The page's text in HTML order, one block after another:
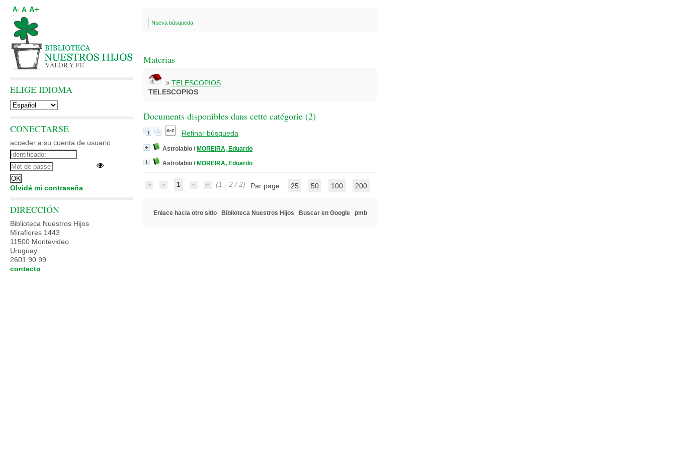
Nueva búsqueda
Materias
> TELESCOPIOS
TELESCOPIOS
Documents disponibles dans cette catégorie (2)
Refinar búsqueda
Astrolabio / MOREIRA, Eduardo
Astrolabio / MOREIRA, Eduardo
1 (1 - 2 / 2) Par page : 25 50 100 200
Enlace hacia otro sitio Biblioteca Nuestros Hijos Buscar en Google pmb
A- A A+
ELIGE IDIOMA
CONECTARSE
acceder a su cuenta de usuario
Olvidé mi contraseña
DIRECCIÓN
Biblioteca Nuestros Hijos
Miraflores 1443
11500 Montevideo
Uruguay
2601 90 99
contacto